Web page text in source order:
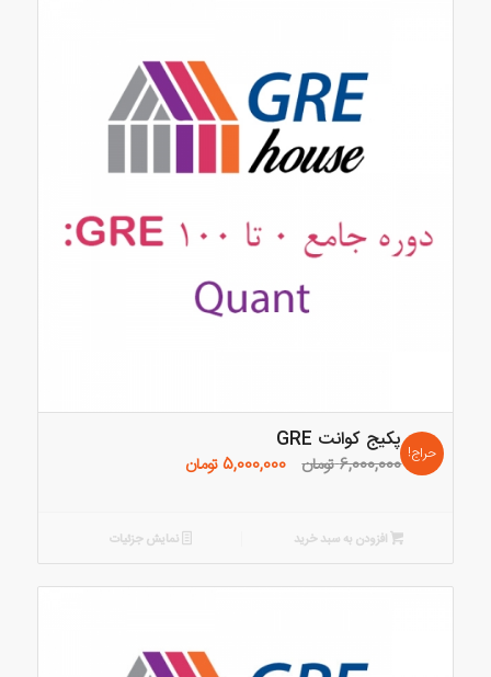
پکیج کوانت GRE
6,000,000تومان قیمت
بود.
5,000,000تومانقیمت
حراج!
افزودن به سبد خرید نمایش جزئیات